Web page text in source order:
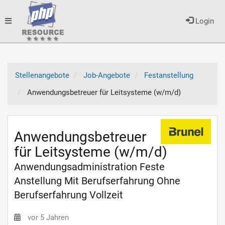
Login
Toggle
Stellenangebote
Job-Angebote
Festanstellung
Anwendungsbetreuer für Leitsysteme (w/m/d)
Anwendungsbetreuer
für Leitsysteme (w/m/d)
Anwendungsadministration Feste
Anstellung Mit Berufserfahrung Ohne
Berufserfahrung Vollzeit
vor 5 Jahren